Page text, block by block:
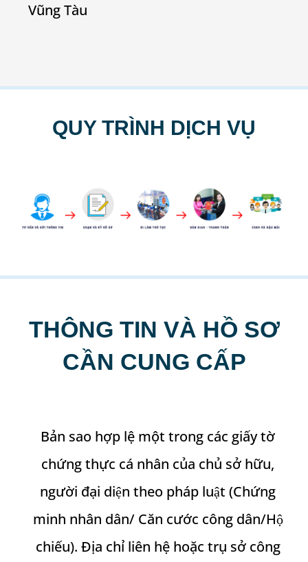
Vũng Tàu
QUY TRÌNH DỊCH VỤ
THÔNG TIN VÀ HỒ SƠ
CẦN CUNG CẤP
Bản sao hợp lệ một trong các giấy tờ
chứng thực cá nhân của chủ sở hữu,
người đại diện theo pháp luật (Chứng
minh nhân dân/ Căn cước công dân/Hộ
chiếu). Địa chỉ liên hệ hoặc trụ sở công